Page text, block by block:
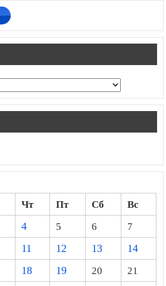
Чт Пт Сб
Вс
4 5 6
7
11 12 13
14
18 19 20
21